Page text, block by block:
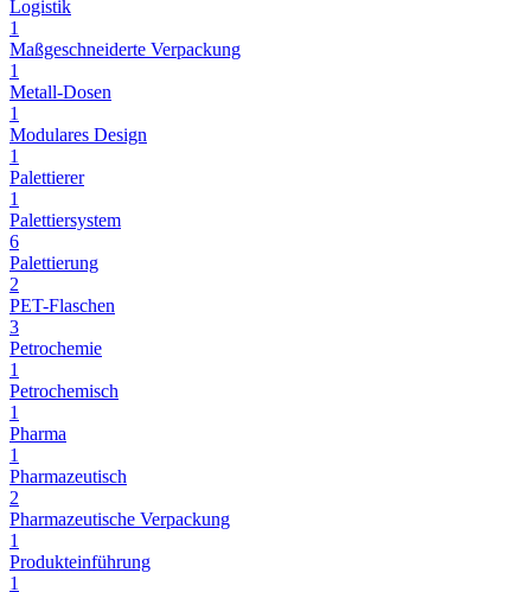
Logistik
1
Maßgeschneiderte Verpackung
1
Metall-Dosen
1
Modulares Design
1
Palettierer
1
Palettiersystem
6
Palettierung
2
PET-Flaschen
3
Petrochemie
1
Petrochemisch
1
Pharma
1
Pharmazeutisch
2
Pharmazeutische Verpackung
1
Produkteinführung
1